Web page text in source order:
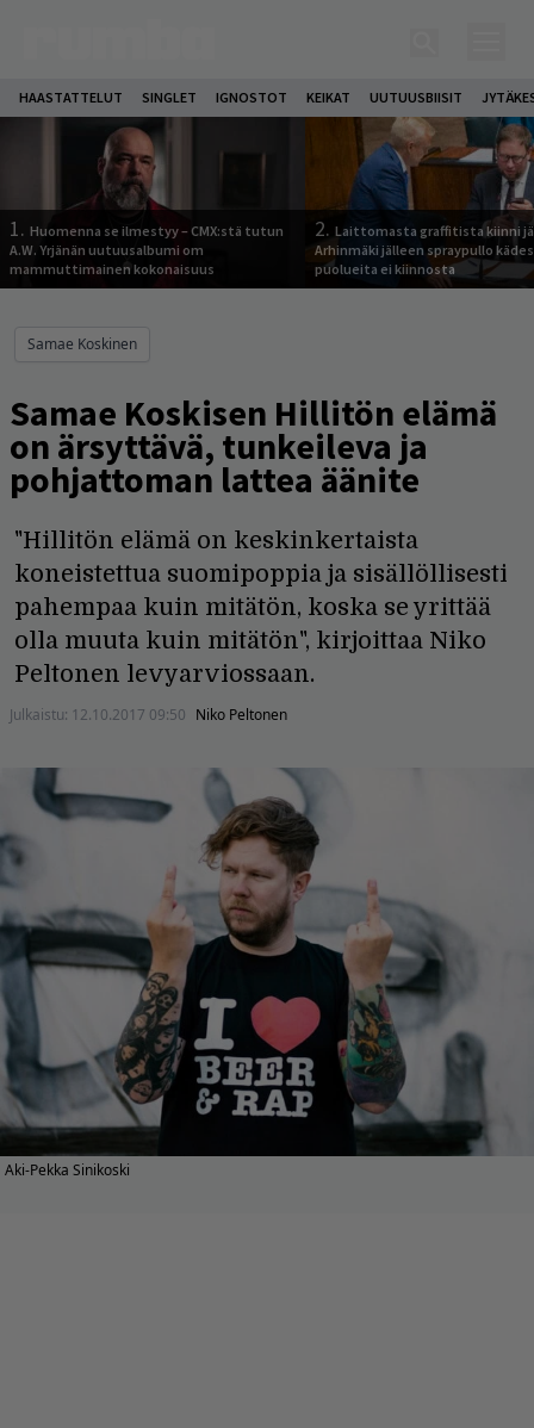
HAASTATTELUT SINGLET IGNOSTOT KEIKAT UUTUUSBIISIT
1. Huomenna se ilmestyy – CMX:stä tutun
A.W. Yrjänän uutuusalbumi om
mammuttimainen kokonaisuus
2. Laittomasta graffitista kiinni
Arhinmäki jälleen spraypullo
puolueita ei kiinnosta
Samae Koskinen
Samae Koskisen Hillitön elämä
on ärsyttävä, tunkeileva ja
pohjattoman lattea äänite
"Hillitön elämä on keskinkertaista
koneistettua suomipoppia ja sisällöllisesti
pahempaa kuin mitätön, koska se yrittää
olla muuta kuin mitätön", kirjoittaa Niko
Peltonen levyarviossaan.
Julkaistu: 12.10.2017 09:50 Niko Peltonen
Aki-Pekka Sinikoski